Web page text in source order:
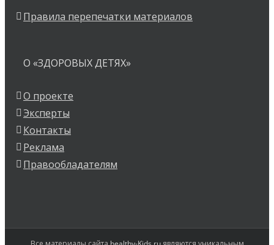
Правила перепечатки материалов
О «ЗДОРОВЫХ ДЕТЯХ»
О проекте
Эксперты
Контакты
Реклама
Правообладателям